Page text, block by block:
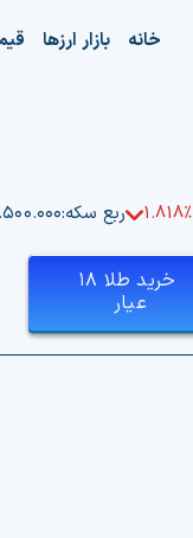
خانه بازار ارزها
1.818% ربع سکه:۵۲.۵۰۰.۰۰۰
خرید طلا ۱۸
عیار